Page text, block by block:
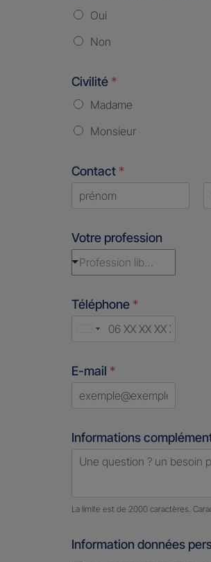
Oui
Non
Civilité *
Madame
Monsieur
Contact *
Votre profession
Profession libérale
Téléphone *
United
E-mail *
Informations
Nombre de
La limite est de 2000 caractères.
Information données